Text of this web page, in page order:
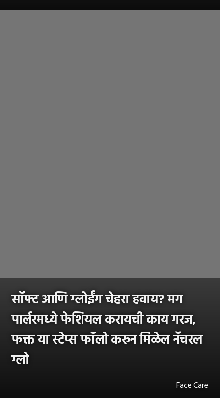
सॉफ्ट आणि ग्लोईंग चेहरा हवाय? मग
पार्लरमध्ये फेशियल करायची काय गरज,
फक्त या स्टेप्स फॉलो करुन मिळेल नॅचरल
ग्लो
Face Care